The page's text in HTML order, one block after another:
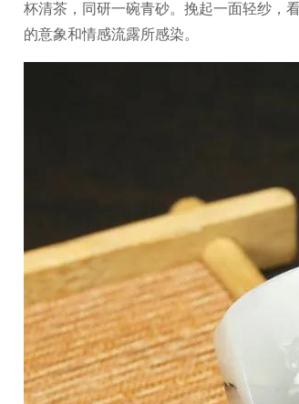
杯清茶，同研一碗青砂。挽起一面轻纱，
的意象和情感流露所感染。